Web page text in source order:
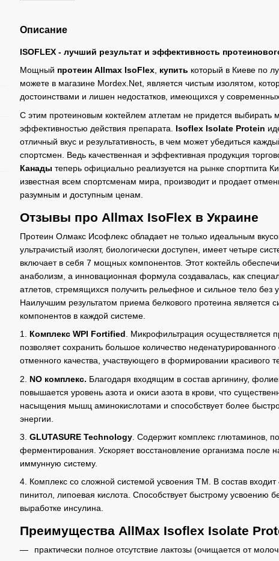
Описание
ISOFLEX - лучший результат и эффективность
Мощный протеин Allmax IsoFlex, купить который в Киеве по
можете в магазине Mordex.Net, является чистым изолятом,
достоинствами и лишен недостатков, имеющихся у
С этим протеиновым коктейлем атлетам не придется выбирать
эффективностью действия препарата. Isoflex Isolate Protein
отличный вкус и результативность, в чем может убедиться
спортсмен. Ведь качественная и эффективная продукция
Канады теперь официально реализуется на рынке спортпита
известная всем спортсменам мира, производит и продает
разумным и доступным ценам.
Отзывы про Allmax IsoFlex в Украине
Протеин Олмакс Исофлекс обладает не только идеальным
ультрачистый изолят, биологически доступен, имеет четыре
включает в себя 7 мощных компонентов. Этот коктейль
анаболизм, а инновационная формула создавалась, как
атлетов, стремящихся получить рельефное и сильное тело без
Наилучшим результатом приема белкового протеина является
компонентов в каждой системе.
1. Комплекс WPI Fortified . Микрофильтрация осуществляется
позволяет сохранить большое количество неденатурированного
отменного качества, участвующего в формировании красивого
2. NO комплекс. Благодаря входящим в состав аргинину,
повышается уровень азота и окиси азота в крови, что
насыщения мышц аминокислотами и способствует более
энергии.
3. GLUTASURE Technology . Содержит комплекс глютаминов,
ферментирования. Ускоряет восстановление организма после
иммунную систему.
4. Комплекс со сложной системой усвоения ТМ. В состав входит
пинитол, липоевая кислота. Способствует быстрому усвоению
выработке инсулина.
Преимущества AllMax Isoflex Isolate
практически полное отсутствие лактозы (очищается от